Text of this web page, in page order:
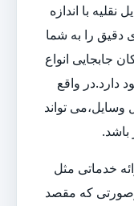
با اندازه
دقیق را به شما
جابجایی انواع
دارد.در واقع
تواند
خدماتی مثل
که مقصد